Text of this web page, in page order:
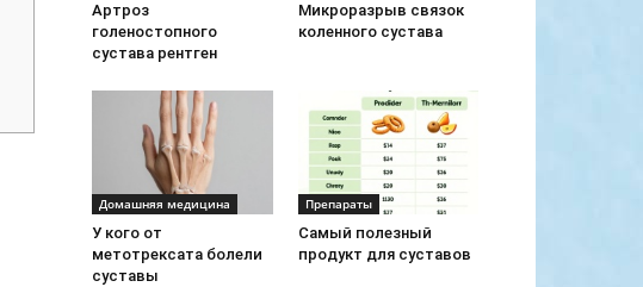
Артроз
голеностопного
сустава рентген
Микроразрыв связок
коленного сустава
Домашняя медицина
У кого от
метотрексата болели
суставы
Препараты
Самый полезный
продукт для суставов